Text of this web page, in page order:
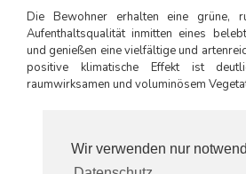
Wir verwenden nur
Die Bewohner erhalten eine grüne,
Aufenthaltsqualität inmitten eines
und genießen eine vielfältige und
positive klimatische Effekt ist
raumwirksamen und voluminösem